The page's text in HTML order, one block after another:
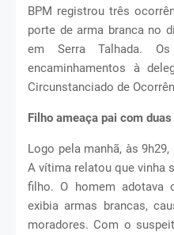
BPM registrou três
porte de arma branca no
em Serra Talhada.
encaminhamentos à
Circunstanciado de
Filho ameaça pai com
Logo pela manhã, às
A vítima relatou que vinha
filho. O homem adotava
exibia armas brancas,
moradores. Com o